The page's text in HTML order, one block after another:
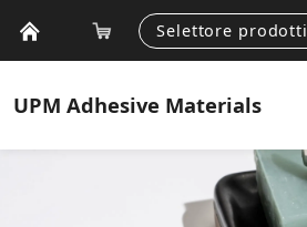
Selettore prodotti
UPM Adhesive Materials